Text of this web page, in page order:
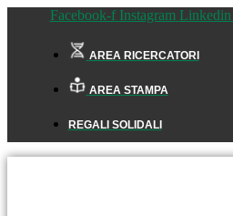
Facebook-f Instagram Linkedin
AREA RICERCATORI
AREA STAMPA
REGALI SOLIDALI